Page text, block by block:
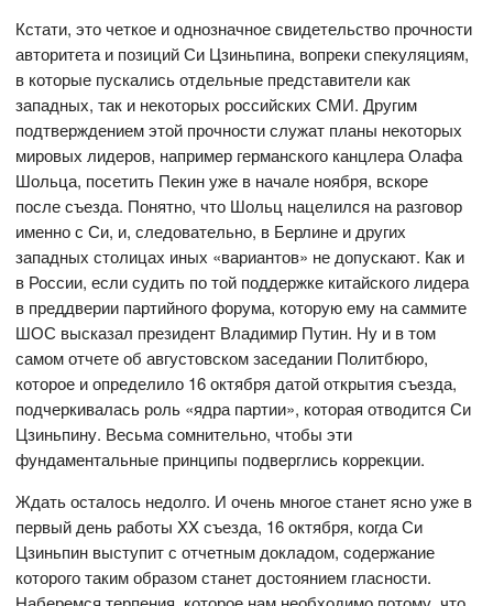
Кстати, это четкое и однозначное свидетельство прочности
авторитета и позиций Си Цзиньпина, вопреки спекуляциям,
в которые пускались отдельные представители как
западных, так и некоторых российских СМИ. Другим
подтверждением этой прочности служат планы некоторых
мировых лидеров, например германского канцлера Олафа
Шольца, посетить Пекин уже в начале ноября, вскоре
после съезда. Понятно, что Шольц нацелился на разговор
именно с Си, и, следовательно, в Берлине и других
западных столицах иных «вариантов» не допускают. Как и
в России, если судить по той поддержке китайского лидера
в преддверии партийного форума, которую ему на саммите
ШОС высказал президент Владимир Путин. Ну и в том
самом отчете об августовском заседании Политбюро,
которое и определило 16 октября датой открытия съезда,
подчеркивалась роль «ядра партии», которая отводится Си
Цзиньпину. Весьма сомнительно, чтобы эти
фундаментальные принципы подверглись коррекции.
Ждать осталось недолго. И очень многое станет ясно уже в
первый день работы XX съезда, 16 октября, когда Си
Цзиньпин выступит с отчетным докладом, содержание
которого таким образом станет достоянием гласности.